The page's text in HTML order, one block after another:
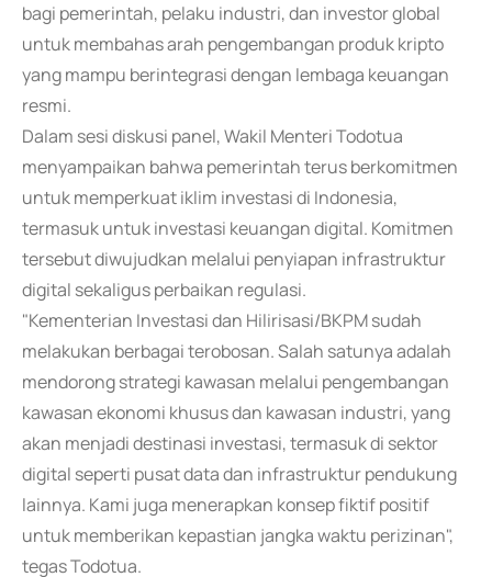
bagi pemerintah, pelaku industri, dan investor global
untuk membahas arah pengembangan produk kripto
yang mampu berintegrasi dengan lembaga keuangan
resmi.
Dalam sesi diskusi panel, Wakil Menteri Todotua
menyampaikan bahwa pemerintah terus berkomitmen
untuk memperkuat iklim investasi di Indonesia,
termasuk untuk investasi keuangan digital. Komitmen
tersebut diwujudkan melalui penyiapan infrastruktur
digital sekaligus perbaikan regulasi.
"Kementerian Investasi dan Hilirisasi/BKPM sudah
melakukan berbagai terobosan. Salah satunya adalah
mendorong strategi kawasan melalui pengembangan
kawasan ekonomi khusus dan kawasan industri, yang
akan menjadi destinasi investasi, termasuk di sektor
digital seperti pusat data dan infrastruktur pendukung
lainnya. Kami juga menerapkan konsep fiktif positif
untuk memberikan kepastian jangka waktu perizinan",
tegas Todotua.